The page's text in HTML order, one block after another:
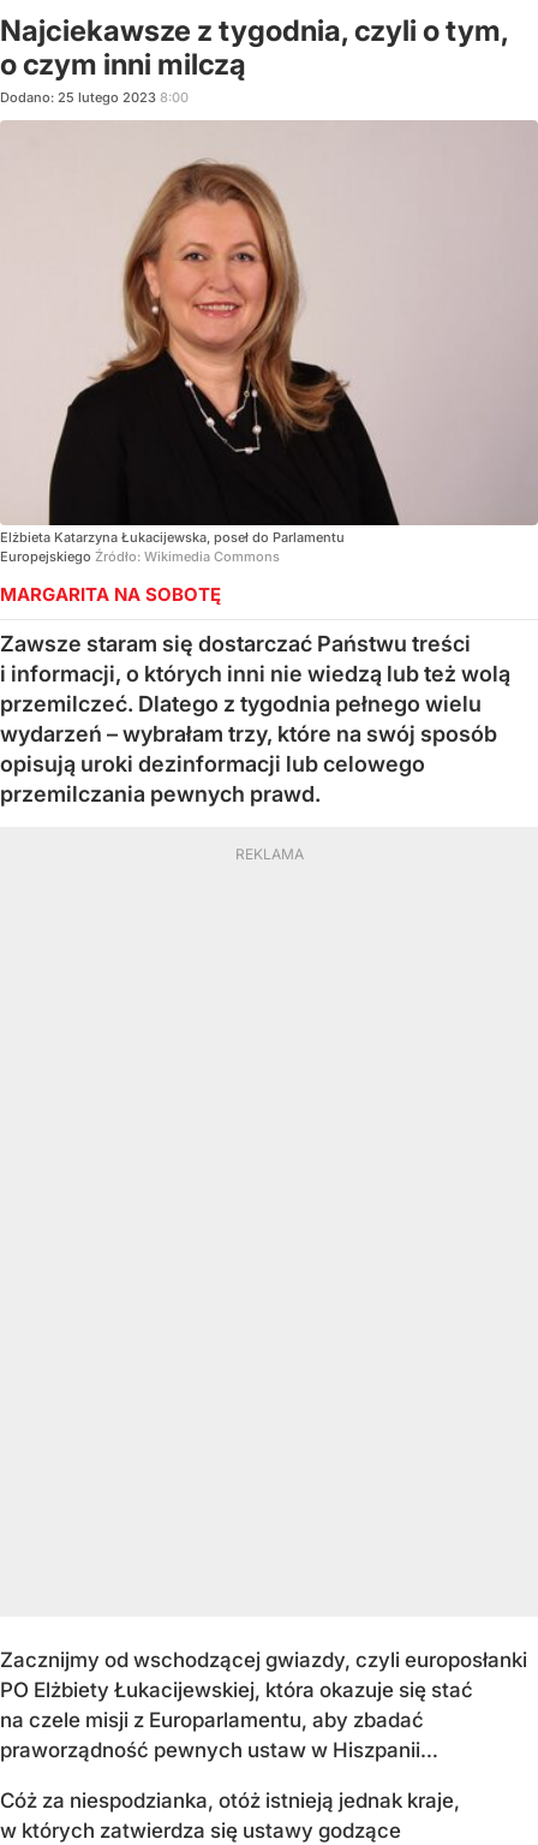
Najciekawsze z tygodnia, czyli o tym,
o czym inni milczą
Dodano: 25 lutego 2023 8:00
Elżbieta Katarzyna Łukacijewska, poseł do Parlamentu
Europejskiego Źródło: Wikimedia Commons
MARGARITA NA SOBOTĘ
Zawsze staram się dostarczać Państwu treści
i informacji, o których inni nie wiedzą lub też wolą
przemilczeć. Dlatego z tygodnia pełnego wielu
wydarzeń – wybrałam trzy, które na swój sposób
opisują uroki dezinformacji lub celowego
przemilczania pewnych prawd.
Zacznijmy od wschodzącej gwiazdy, czyli europosłanki
PO Elżbiety Łukacijewskiej, która okazuje się stać
na czele misji z Europarlamentu, aby zbadać
praworządność pewnych ustaw w Hiszpanii…
Cóż za niespodzianka, otóż istnieją jednak kraje,
w których zatwierdza się ustawy godzące